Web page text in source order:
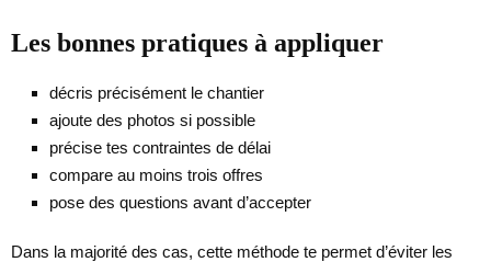
Les bonnes pratiques à appliquer
décris précisément le chantier
ajoute des photos si possible
précise tes contraintes de délai
compare au moins trois offres
pose des questions avant d’accepter
Dans la majorité des cas, cette méthode te permet d’éviter les